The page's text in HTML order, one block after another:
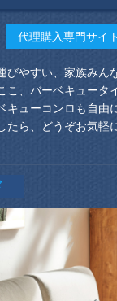
代理購入専門サイト
びやすい、家族みん
こ、バーベキュータ
キューコンロも自由
たら、どうぞお気軽